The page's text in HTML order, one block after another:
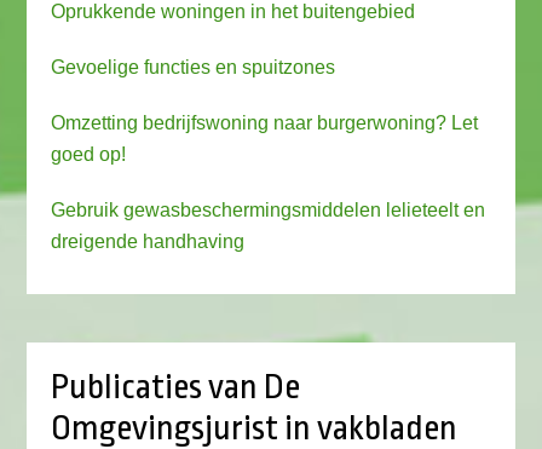
Oprukkende woningen in het buitengebied
Gevoelige functies en spuitzones
Omzetting bedrijfswoning naar burgerwoning? Let
goed op!
Gebruik gewasbeschermingsmiddelen lelieteelt en
dreigende handhaving
Publicaties van De
Omgevingsjurist in vakbladen